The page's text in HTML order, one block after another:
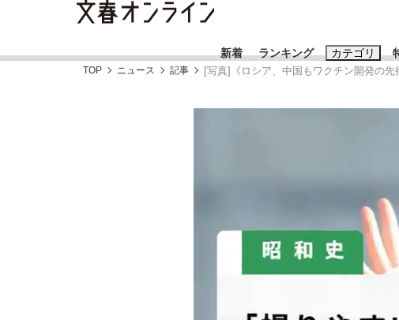
新着 ランキング カテゴリ
おすすめのキーワー
#亀和田
TOP ニュース 記事 [写真]《ロシア、中国もワクチン開発の